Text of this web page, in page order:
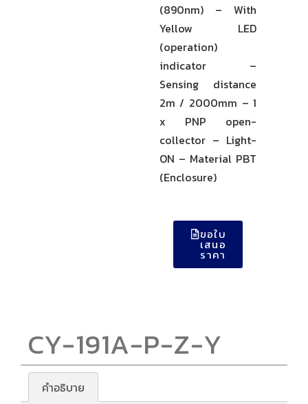
(890nm) – With
Yellow LED
(operation)
indicator –
Sensing distance
2m / 2000mm – 1
x PNP open-
collector – Light-
ON – Material PBT
(Enclosure)
ขอใบ
เสนอ
ราคา
CY-191A-P-Z-Y
คำอธิบาย